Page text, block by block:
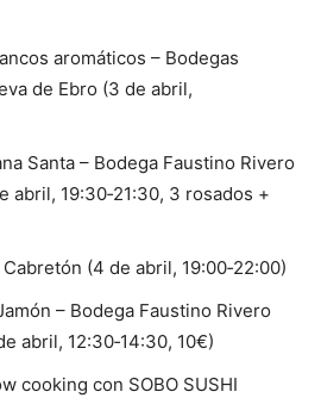
aromáticos – Bodegas
de Ebro (3 de abril,
Santa – Bodega Faustino Rivero
abril, 19:30‑21:30, 3 rosados +
(4 de abril, 19:00‑22:00)
– Bodega Faustino Rivero
abril, 12:30‑14:30, 10€)
cooking con SOBO SUSHI